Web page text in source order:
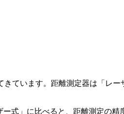
ています。距離測定器は「レー
式」に比べると、距離測定の精